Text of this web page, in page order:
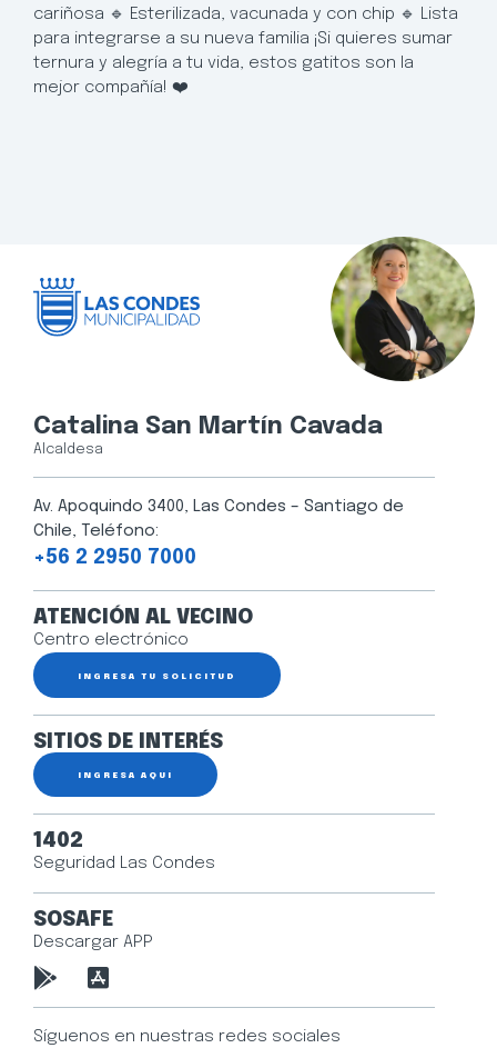
cariñosa 🔹 Esterilizada, vacunada y con chip 🔹 Lista
para integrarse a su nueva familia ¡Si quieres sumar
ternura y alegría a tu vida, estos gatitos son la
mejor compañía! ❤️
Catalina San Martín Cavada
Alcaldesa
Av. Apoquindo 3400, Las Condes – Santiago de
Chile, Teléfono:
+56 2 2950 7000
ATENCIÓN AL VECINO
Centro electrónico
INGRESA TU SOLICITUD
SITIOS DE INTERÉS
INGRESA AQUÍ
1402
Seguridad Las Condes
SOSAFE
Descargar APP
Síguenos en nuestras redes sociales